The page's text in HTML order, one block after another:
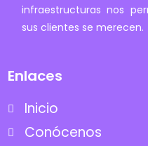
infraestructuras nos
sus clientes se merecen.
Enlaces
Inicio
Conócenos